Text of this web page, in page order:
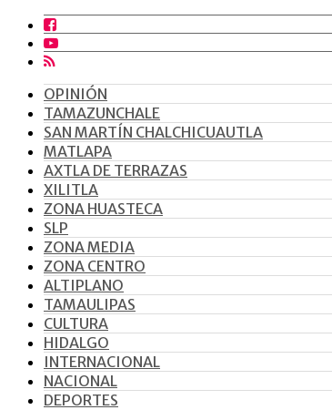
OPINIÓN
TAMAZUNCHALE
SAN MARTÍN CHALCHICUAUTLA
MATLAPA
AXTLA DE TERRAZAS
XILITLA
ZONA HUASTECA
SLP
ZONA MEDIA
ZONA CENTRO
ALTIPLANO
TAMAULIPAS
CULTURA
HIDALGO
INTERNACIONAL
NACIONAL
DEPORTES